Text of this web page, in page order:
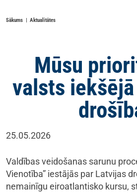
Sākums Aktualitātes
Mūsu
valsts
25.05.2026
Valdības veidošanas sarunu
Vienotība” iestājās par Latvijas
nemainīgu eiroatlantisko kursu,